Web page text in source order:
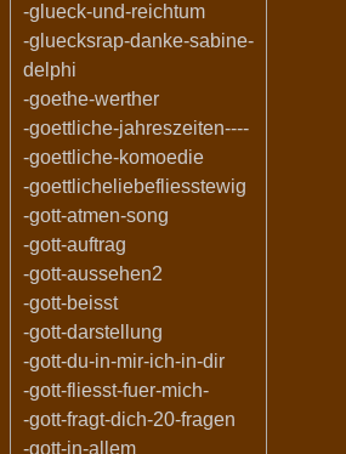
-glueck-und-reichtum
-gluecksrap-danke-sabine-
delphi
-goethe-werther
-goettliche-jahreszeiten----
-goettliche-komoedie
-goettlicheliebefliesstewig
-gott-atmen-song
-gott-auftrag
-gott-aussehen2
-gott-beisst
-gott-darstellung
-gott-du-in-mir-ich-in-dir
-gott-fliesst-fuer-mich-
-gott-fragt-dich-20-fragen
-gott-in-allem